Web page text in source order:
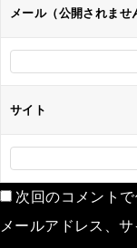
ンメール（公開されませ
サイト
次回のコメント
メールアドレス、サ